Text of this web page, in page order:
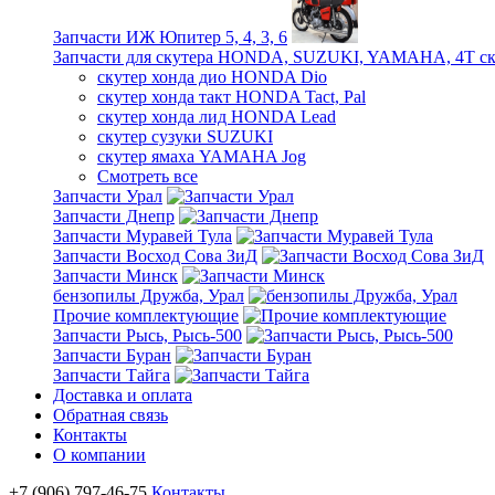
Запчасти ИЖ Юпитер 5, 4, 3, 6
Запчасти для скутера HONDA, SUZUKI, YAMAHA, 4Т
скутер хонда дио HONDA Dio
скутер хонда такт HONDA Tact, Pal
скутер хонда лид HONDA Lead
скутер сузуки SUZUKI
скутер ямаха YAMAHA Jog
Смотреть все
Запчасти Урал
Запчасти Днепр
Запчасти Муравей Тула
Запчасти Восход Сова ЗиД
Запчасти Минск
бензопилы Дружба, Урал
Прочие комплектующие
Запчасти Рысь, Рысь-500
Запчасти Буран
Запчасти Тайга
Доставка и оплата
Обратная связь
Контакты
О компании